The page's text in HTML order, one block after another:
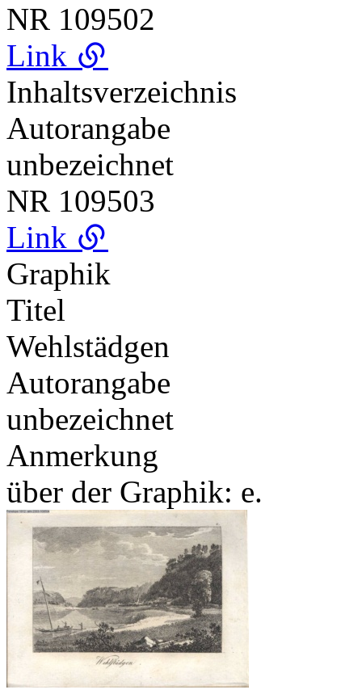
NR 109502
Link
Inhaltsverzeichnis
Autorangabe
unbezeichnet
NR 109503
Link
Graphik
Titel
Wehlstädgen
Autorangabe
unbezeichnet
Anmerkung
über der Graphik: e.